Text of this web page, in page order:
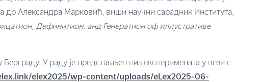
др Александра Марковић, виши научни сарадник Института,
Дефинитион, анд Генератион оф иллустративе
У раду је представљен низ експеримената у вези с
elex2025/wp-content/uploads/eLex2025-06-